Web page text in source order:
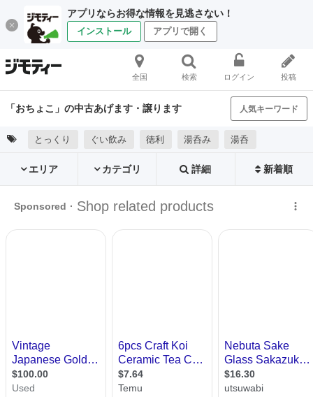
アプリならお得な情報を見逃さない！
インストール アプリで開く
全国 検索 ログイン 投稿
「おちょこ」の中古あげます・譲ります 人気キーワード
とっくり ぐい飲み 徳利 湯呑み 湯呑
エリア カテゴリ 詳細 新着順